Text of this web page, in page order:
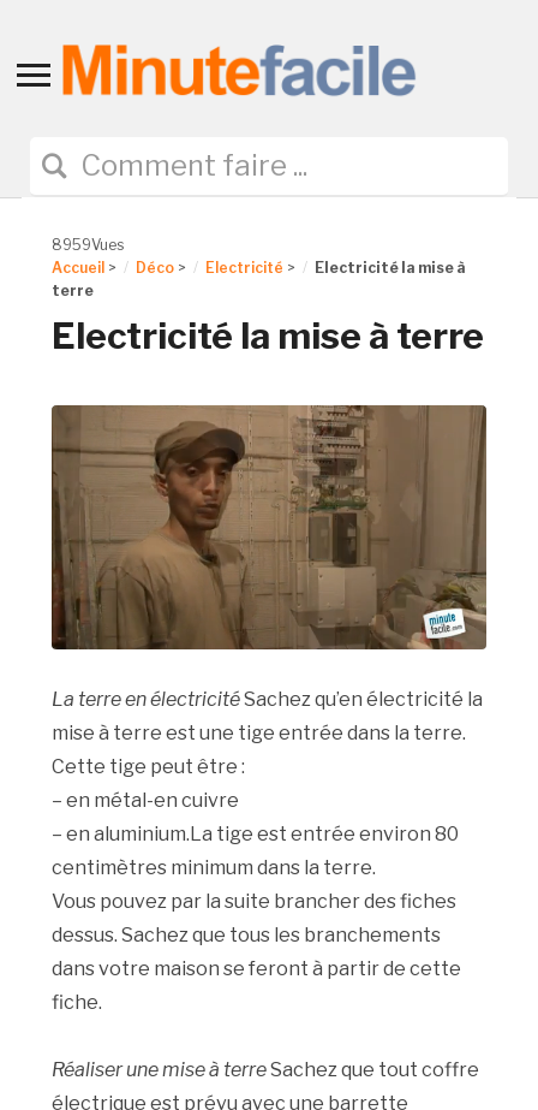
Toggle
navigation
8959Vues
Accueil > Déco > Electricité >
Electricité la mise à
terre
Electricité la mise à terre
La terre en électricitéSachez qu’en électricité la
mise à terre est une tige entrée dans la terre.
Cette tige peut être :
– en métal-en cuivre
– en aluminium.La tige est entrée environ 80
centimètres minimum dans la terre.
Vous pouvez par la suite brancher des fiches
dessus. Sachez que tous les branchements
dans votre maison se feront à partir de cette
fiche.
Réaliser une mise à terreSachez que tout coffre
électrique est prévu avec une barrette